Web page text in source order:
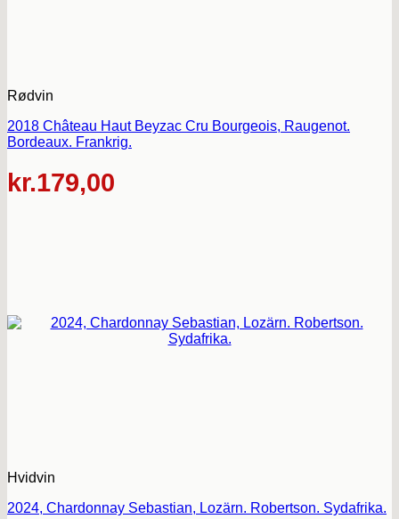
Rødvin
2018 Château Haut Beyzac Cru Bourgeois, Raugenot.
Bordeaux. Frankrig.
kr.179,00
Hvidvin
2024, Chardonnay Sebastian, Lozärn. Robertson. Sydafrika.